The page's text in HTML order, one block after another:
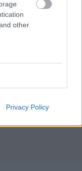
other
Privacy Policy
a